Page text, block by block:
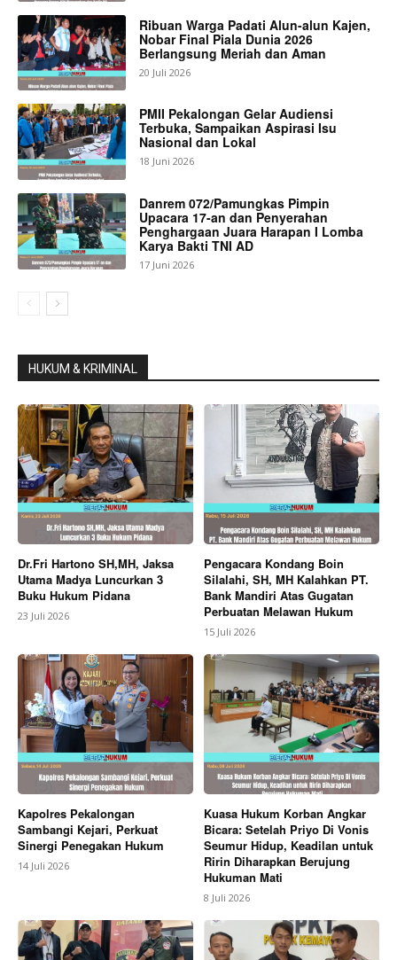
Ribuan Warga Padati Alun-alun Kajen,
Nobar Final Piala Dunia 2026
Berlangsung Meriah dan Aman
20 Juli 2026
PMII Pekalongan Gelar Audiensi
Terbuka, Sampaikan Aspirasi Isu
Nasional dan Lokal
18 Juni 2026
Danrem 072/Pamungkas Pimpin
Upacara 17-an dan Penyerahan
Penghargaan Juara Harapan I Lomba
Karya Bakti TNI AD
17 Juni 2026
HUKUM & KRIMINAL
Dr.Fri Hartono SH,MH, Jaksa
Utama Madya Luncurkan 3
Buku Hukum Pidana
23 Juli 2026
Pengacara Kondang Boin
Silalahi, SH, MH Kalahkan PT.
Bank Mandiri Atas Gugatan
Perbuatan Melawan Hukum
15 Juli 2026
Kapolres Pekalongan
Sambangi Kejari, Perkuat
Sinergi Penegakan Hukum
14 Juli 2026
Kuasa Hukum Korban Angkar
Bicara: Setelah Priyo Di Vonis
Seumur Hidup, Keadilan untuk
Ririn Diharapkan Berujung
Hukuman Mati
8 Juli 2026